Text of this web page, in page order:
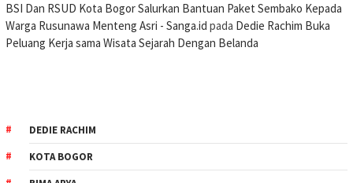
BSI Dan RSUD Kota Bogor Salurkan Bantuan Paket Sembako Kepada
Warga Rusunawa Menteng Asri - Sanga.id pada Dedie Rachim Buka
Peluang Kerja sama Wisata Sejarah Dengan Belanda
DEDIE RACHIM
KOTA BOGOR